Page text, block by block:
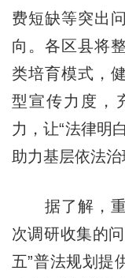
费短缺等突出
向。各区县将
类培育模式，
型宣传力度，
力，让“法律明
助力基层依法治
据了解，重
次调研收集的
五”普法规划提